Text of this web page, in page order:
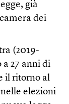
già
dei
(2019-
a 27 anni di
il ritorno al
elezioni